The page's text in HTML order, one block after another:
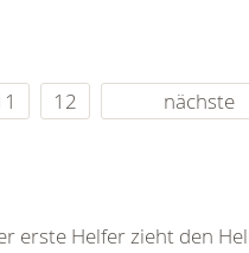
12 nächste
erste Helfer zieht den